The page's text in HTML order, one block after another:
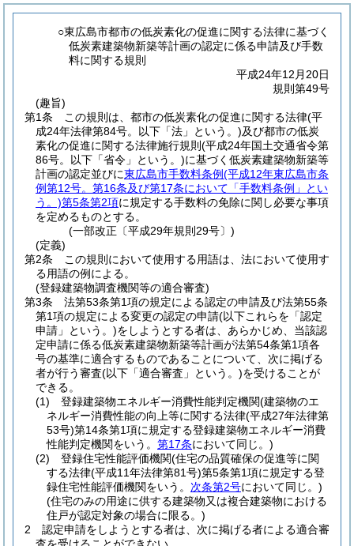
○東広島市都市の低炭素化の促進に関する法律に基づく
低炭素建築物新築等計画の認定に係る申請及び手数
料に関する規則
平成24年12月20日
規則第49号
(趣旨)
第1条
この規則は、都市の低炭素化の促進に関する法律(平
成24年法律第84号。以下「法」という。)及び都市の低炭
素化の促進に関する法律施行規則 (平成24年国土交通省令第
86号。以下「省令」という。)に基づく低炭素建築物新築等
計画の認定並びに東広島市手数料条例(平成12年東広島市条
例第12号。第16条及び第17条において「手数料条例」とい
う。)第5条第2項に規定する手数料の免除に関し必要な事項
を定めるものとする。
(一部改正〔平成29年規則29号〕)
(定義)
第2条
この規則において使用する用語は、法において使用す
る用語の例による。
(登録建築物調査機関等の適合審査)
第3条
法第53条第1項の規定による認定の申請及び法第55条
第1項の規定による変更の認定の申請(以下これらを「認定
申請」という。)をしようとする者は、あらかじめ、当該認
定申請に係る低炭素建築物新築等計画が法第54条第1項各
号の基準に適合するものであることについて、次に掲げる
者が行う審査(以下「適合審査」という。)を受けることが
できる。
(1)
登録建築物エネルギー消費性能判定機関(建築物のエ
ネルギー消費性能の向上等に関する法律(平成27年法律第
53号)第14条第1項に規定する登録建築物エネルギー消費
性能判定機関をいう。 第17条において同じ。)
(2)
登録住宅性能評価機関(住宅の品質確保の促進等に関
する法律(平成11年法律第81号)第5条第1項に規定する登
録住宅性能評価機関をいう。 次条第2号において同じ。)
(住宅のみの用途に供する建築物又は複合建築物における
住戸が認定対象の場合に限る。)
2
認定申請をしようとする者は、次に掲げる者による適合審